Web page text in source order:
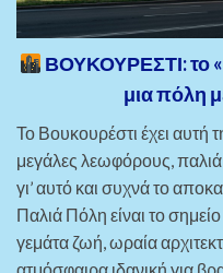
ΒΟΥΚΟΥΡΕΣΤΙ: το
μια πόλη
Το Βουκουρέστι έχει αυτή
μεγάλες λεωφόρους,
γι’ αυτό και συχνά το
Παλιά Πόλη είναι το
γεμάτα ζωή, ωραία